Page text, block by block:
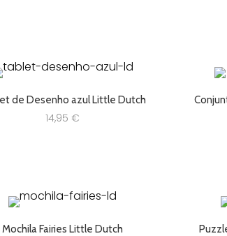
de Desenho azul Little Dutch
14,95 €
Mochila Fairies Little Dutch